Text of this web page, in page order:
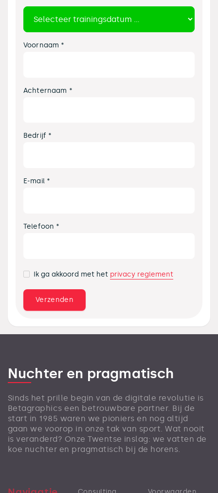
Voornaam *
Achternaam *
Bedrijf *
E-mail *
Telefoon *
Ik ga akkoord met het privacy reglement
Nuchter en pragmatisch
Sinds het prille begin van de digitale revolutie is
Betagraphics een betrouwbare partner. Bij de
start in 1985 waren we pioniers en nog altijd
gaan we voorop in onze tak van sport. Wat nooit
is veranderd? Onze Twentse inslag: we vatten de
koe nuchter en pragmatisch bij de horens.